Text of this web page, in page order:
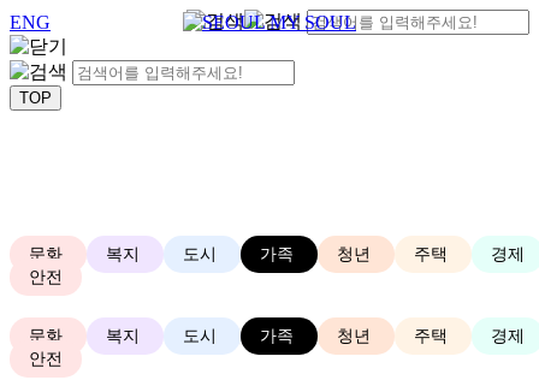
ENG
문화 복지 도시 가족 청년 주택
경제
안전
문화 복지 도시 가족 청년 주택
경제
안전